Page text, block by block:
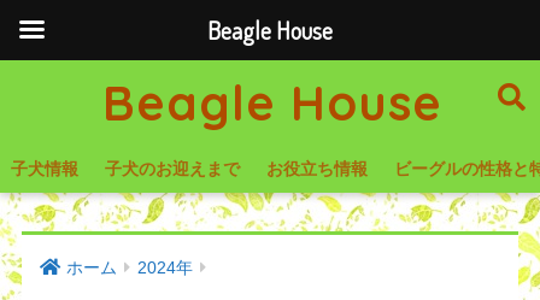
Beagle House
子犬情報 子犬のお迎えまで お役立ち情報 ビーグルの性格と
ホーム 2024年
Beagle House